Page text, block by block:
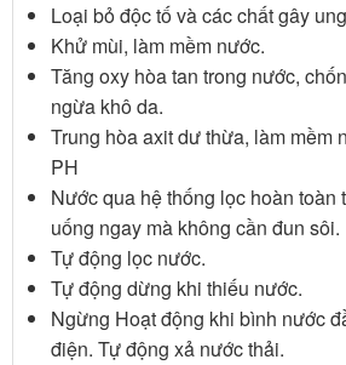
Loại bỏ độc tố và các chất gây
Khử mùi, làm mềm nước.
Tăng oxy hòa tan trong nước,
ngừa khô da.
Trung hòa axit dư thừa, làm mềm
PH
Nước qua hệ thống lọc hoàn toàn
uống ngay mà không cần đun sôi.
Tự động lọc nước.
Tự động dừng khi thiếu nước.
Ngừng Hoạt động khi bình nước
điện. Tự động xả nước thải.